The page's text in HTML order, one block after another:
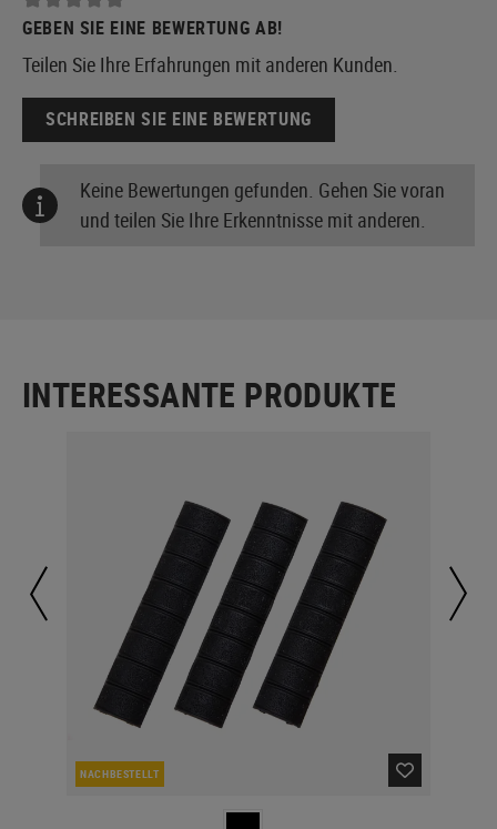
GEBEN SIE EINE BEWERTUNG AB!
Teilen Sie Ihre Erfahrungen mit anderen Kunden.
SCHREIBEN SIE EINE BEWERTUNG
Keine Bewertungen gefunden. Gehen Sie voran
und teilen Sie Ihre Erkenntnisse mit anderen.
INTERESSANTE PRODUKTE
NACHBESTELLT